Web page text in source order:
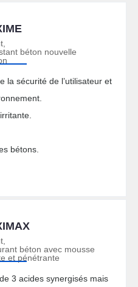
béton nouvelle
la sécurité de l’utilisateur et
bétons.
béton avec mousse
et pénétrante
3 acides synergisés mais